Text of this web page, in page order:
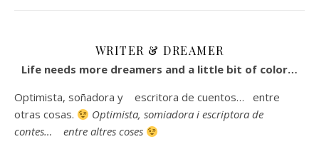
WRITER & DREAMER
Life needs more dreamers and a little bit of color…
Optimista, soñadora y escritora de cuentos… entre
otras cosas.
Optimista, somiadora i escriptora de
contes… entre altres coses